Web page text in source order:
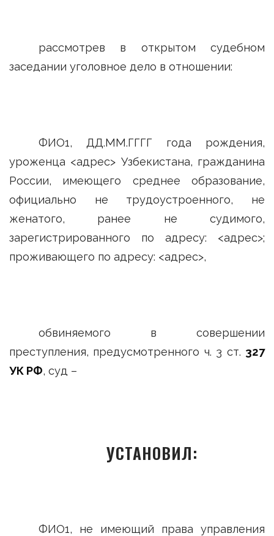
рассмотрев в открытом судебном
заседании уголовное дело в отношении:
ФИО1, ДД.ММ.ГГГГ года рождения,
уроженца <адрес> Узбекистана, гражданина
России, имеющего среднее образование,
официально не трудоустроенного, не
женатого, ранее не судимого,
зарегистрированного по адресу: <адрес>;
проживающего по адресу: <адрес>,
обвиняемого в совершении
преступления, предусмотренного ч. 3 ст. 327
УК РФ, суд –
УСТАНОВИЛ:
ФИО1, не имеющий права управления